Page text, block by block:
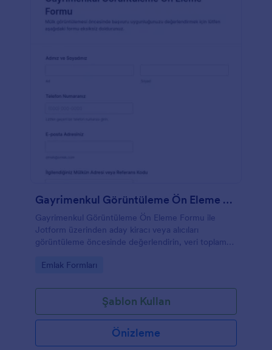
Gayrimenkul Görüntüleme Ön Eleme Formu
Gayrimenkul Görüntüleme Ön Eleme Formu ile
Jotform üzerinden aday kiracı veya alıcıları
görüntüleme öncesinde değerlendirin, veri toplama
yerden yönetin.
Go to Category:
Emlak Formları
Şablon Kullan
Önizleme